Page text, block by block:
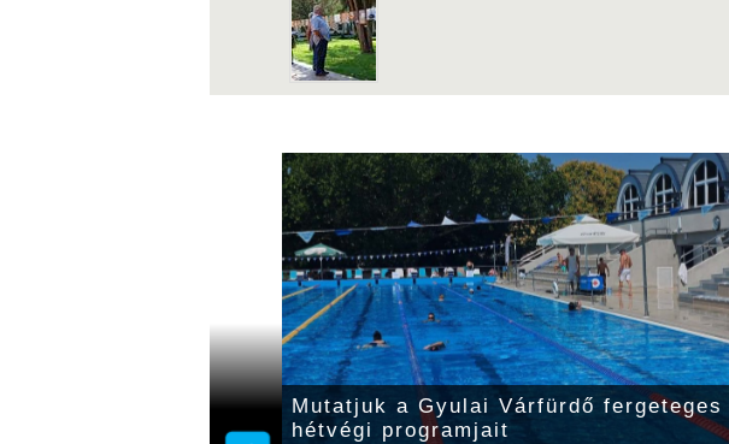
csillagok erdeje
Mutatjuk a Gyulai Várfürdő fergeteges
hétvégi programjait